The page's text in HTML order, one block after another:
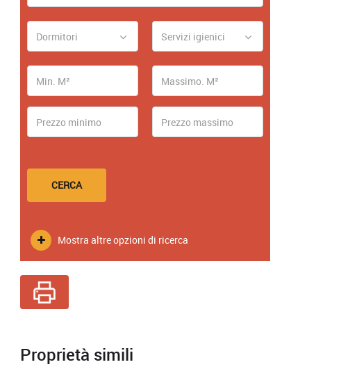
Dormitori Servizi igienici
CERCA
Mostra altre opzioni di ricerca
Proprietà simili